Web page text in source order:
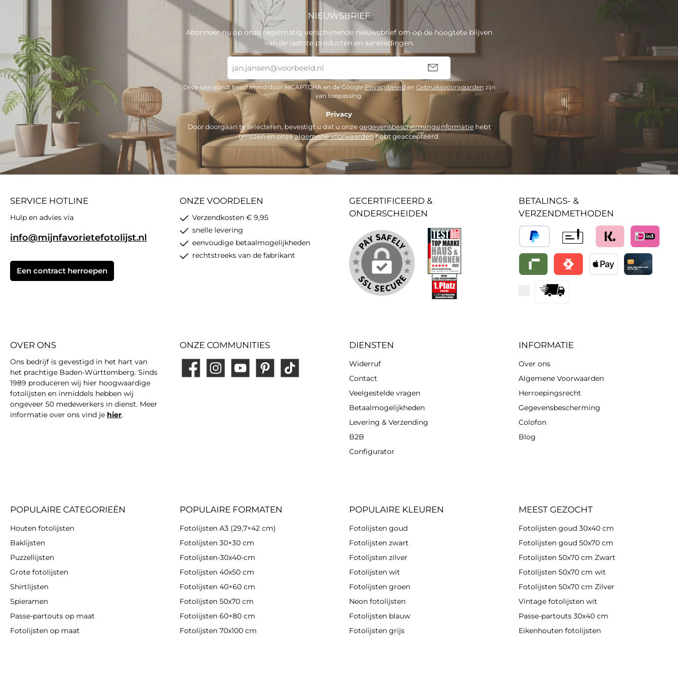
NIEUWSBRIEF
Abonneer nu op onze regelmatig verschijnende nieuwsbrief om op de hoogtete blijven
van de laatste producten en aanbiedingen.
mailadres
*
Deze site wordt beschermd door reCAPTCHA en de Google Privacybeleid en Gebruiksvoorwaarden zijn
van toepassing.
Privacy
Door doorgaan te selecteren, bevestigt u dat u onzegegevensbeschermingsinformatiehebt
gelezen en onzealgemene voorwaardenhebt geaccepteerd.
SERVICE HOTLINE
Hulp en advies via
info@mijnfavorietefotolijst.nl
Een contract herroepen
DIENSTEN
Widerruf
Contact
Veelgestelde vragen
Betaalmogelijkheden
Levering & Verzending
B2B
Configurator
INFORMATIE
Over ons
Algemene Voorwaarden
Herroepingsrecht
Gegevensbescherming
Colofon
Blog
POPULAIRE CATEGORIEËN
Houten fotolijsten
Baklijsten
Puzzellijsten
Grote fotolijsten
Shirtlijsten
Spieramen
Passe-partouts op maat
Fotolijsten op maat
POPULAIRE FORMATEN
Fotolijsten A3 (29,7×42 cm)
Fotolijsten 30×30 cm
Fotolijsten-30x40-cm
Fotolijsten 40x50 cm
Fotolijsten 40×60 cm
Fotolijsten 50x70 cm
Fotolijsten 60×80 cm
Fotolijsten 70x100 cm
POPULAIRE KLEUREN
Fotolijsten goud
Fotolijsten zwart
Fotolijsten zilver
Fotolijsten wit
Fotolijsten groen
Neon fotolijsten
Fotolijsten blauw
Fotolijsten grijs
MEEST GEZOCHT
Fotolijsten goud 30x40 cm
Fotolijsten goud 50x70 cm
Fotolijsten 50x70 cm Zwart
Fotolijsten 50x70 cm wit
Fotolijsten 50x70 cm Zilver
Vintage fotolijsten wit
Passe-partouts 30x40 cm
Eikenhouten fotolijsten
BETALINGS- &
VERZENDMETHODEN
PayPal Klarna (Achteraf
iDeal IN3
Vooruitbetaling
OVER ONS
Ons bedrijf is gevestigd in het hart van
het prachtige Baden-Württemberg. Sinds
1989 produceren wij hier hoogwaardige
fotolijsten en inmiddels hebben wij
ongeveer 50 medewerkers in dienst. Meer
informatie over ons vind je hier.
GECERTIFICEERD &
ONDERSCHEIDEN
ONZE VOORDELEN
Verzendkosten € 9,95
snelle levering
eenvoudige betaalmogelijkheden
rechtstreeks van de fabrikant
ONZE COMMUNITIES
FacebookInstagramYouTube PinterestTikTok